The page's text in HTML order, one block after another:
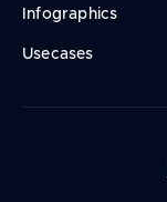
Infographics
Usecases